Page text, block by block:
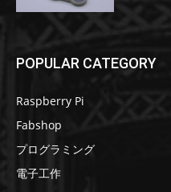
POPULAR CATEGORY
Raspberry Pi
Fabshop
プログラミング
電子工作